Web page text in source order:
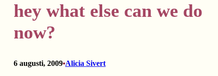
hey what else can we do
now?
6 augusti, 2009•Alicia Sivert